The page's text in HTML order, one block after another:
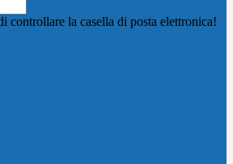
controllare la casella di posta elettronica!